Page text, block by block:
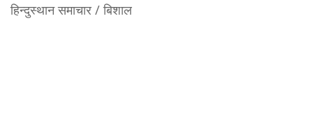
हिन्दुस्थान समाचार / बिशाल